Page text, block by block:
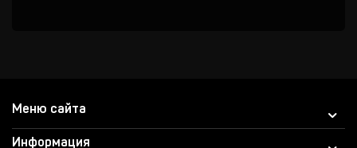
Меню сайта
Информация